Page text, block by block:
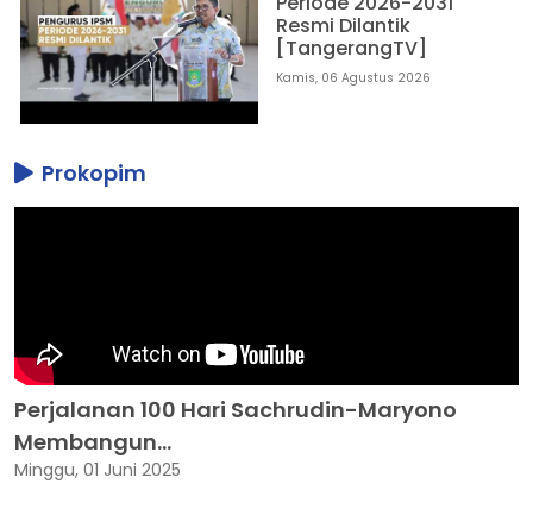
Resmi Dilantik
[TangerangTV]
Kamis, 06 Agustus 2026
Prokopim
Perjalanan 100 Hari Sachrudin-Maryono
Membangun...
Minggu, 01 Juni 2025